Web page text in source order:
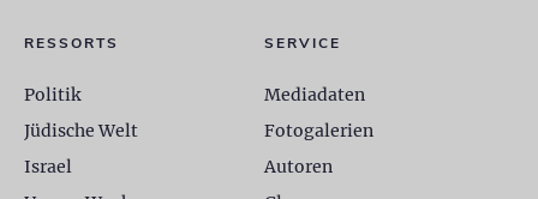
RESSORTS
Politik
Jüdische Welt
Israel
SERVICE
Mediadaten
Fotogalerien
Autoren